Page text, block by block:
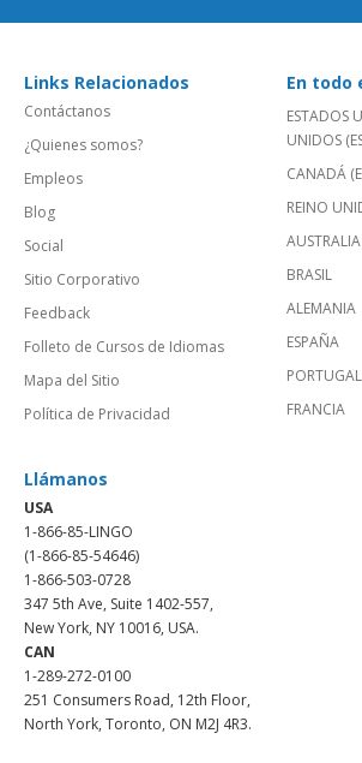
Links Relacionados
Contáctanos
¿Quienes somos?
Empleos
Blog
Social
Sitio Corporativo
Feedback
Folleto de Cursos de Idiomas
Mapa del Sitio
Política de Privacidad
En todo
ESTADOS
UNIDOS
CANADÁ
REINO
BRASIL
ALEMANIA
ESPAÑA
PORTUGAL
FRANCIA
Llámanos
USA
1-866-85-LINGO
(1-866-85-54646)
1-866-503-0728
347 5th Ave, Suite 1402-557,
New York, NY 10016, USA.
CAN
1-289-272-0100
251 Consumers Road, 12th Floor,
North York, Toronto, ON M2J 4R3.